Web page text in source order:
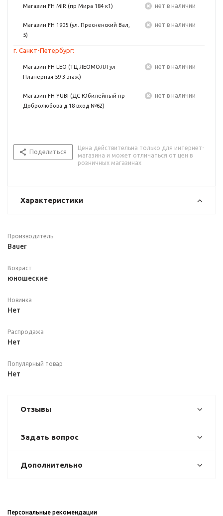
Магазин FH MIR (пр Мира 184 к1) Нет в наличии
Магазин FH 1905 (ул. Пресненский Вал,
5)
Нет в наличии
г. Санкт-Петербург:
Магазин FH LEO (ТЦ ЛЕОМОЛЛ ул
Планерная 59 3 этаж)
Нет в наличии
Магазин FH YUBI (ДС Юбилейный пр
Добролюбова д.18 вход №62)
Нет в наличии
Поделиться
Цена действительна только для интернет-
магазина и может отличаться от цен в
розничных магазинах
Характеристики
Производитель
Bauer
Возраст
юношеские
Новинка
Нет
Распродажа
Нет
Популярный товар
Нет
Отзывы
Задать вопрос
Дополнительно
Персональные рекомендации